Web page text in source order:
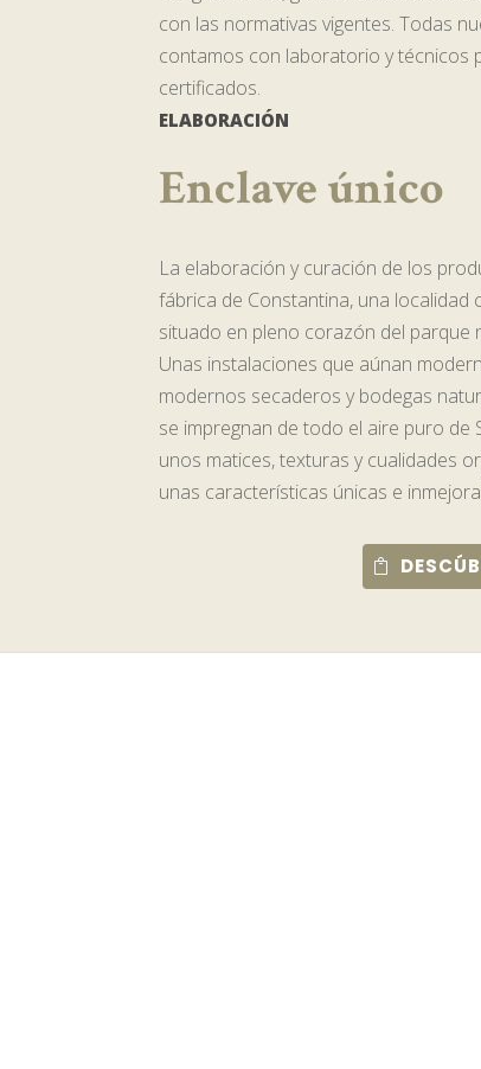
con las normativas vigentes. Todas
contamos con laboratorio y técnicos
certificados.
ELABORACIÓN
Enclave único
La elaboración y curación de los
fábrica de Constantina, una localidad
situado en pleno corazón del parque
Unas instalaciones que aúnan
modernos secaderos y bodegas
se impregnan de todo el aire puro
unos matices, texturas y cualidades
unas características únicas e